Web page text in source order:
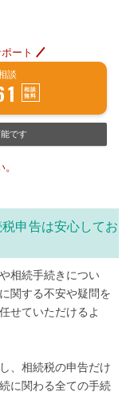
ート
談
です
申告は安心してお
相続手続きについ
関する不安や疑問を
せていただけるよ
、相続税の申告だけ
に関わる全ての手続